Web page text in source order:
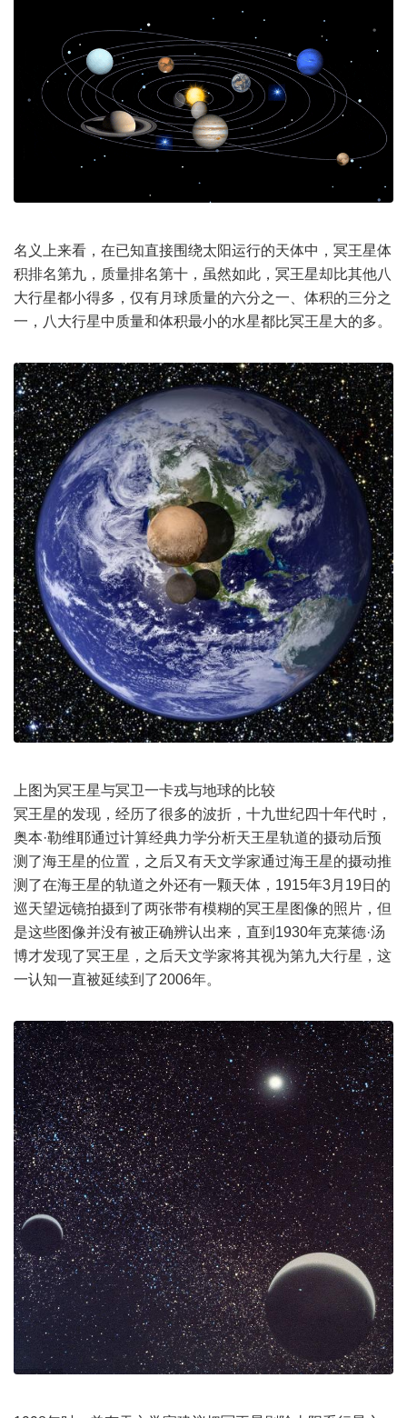
名义上来看，在已知直接围绕太阳运行的天体中，冥王星体
积排名第九，质量排名第十，虽然如此，冥王星却比其他八
大行星都小得多，仅有月球质量的六分之一、体积的三分之
一，八大行星中质量和体积最小的水星都比冥王星大的多。
上图为冥王星与冥卫一卡戎与地球的比较
冥王星的发现，经历了很多的波折，十九世纪四十年代时，
奥本·勒维耶通过计算经典力学分析天王星轨道的摄动后预
测了海王星的位置，之后又有天文学家通过海王星的摄动推
测了在海王星的轨道之外还有一颗天体，1915年3月19日的
巡天望远镜拍摄到了两张带有模糊的冥王星图像的照片，但
是这些图像并没有被正确辨认出来，直到1930年克莱德·汤
博才发现了冥王星，之后天文学家将其视为第九大行星，这
一认知一直被延续到了2006年。